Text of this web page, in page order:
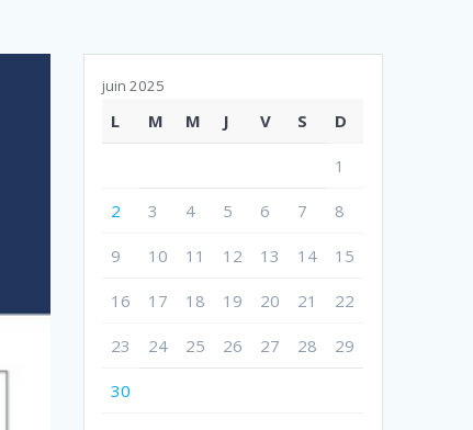
juin 2025
L M M J V S D
1
2 3 4 5 6 7 8
9 10 11 12 13 14 15
16 17 18 19 20 21 22
23 24 25 26 27 28 29
30